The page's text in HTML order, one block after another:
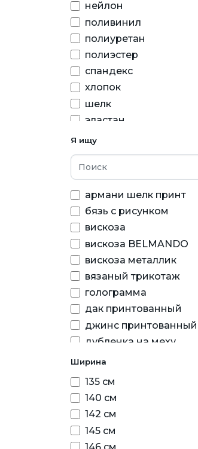
темно-синий
фиолетовый
хаки
черный
нейлон
поливинил
полиуретан
полиэстер
спандекс
хлопок
шелк
эластан
Я ищу
армани шелк принт
бязь с рисунком
вискоза
вискоза BELMANDO
вискоза металлик
вязаный трикотаж
голограмма
дак принтованный
джинс принтованный
дубленка на меху
искусственая замша
кожу
креп шифон принт
курточная FITSYSTEM
SOLO
мебельная экокожа
мех игрушечный
Ширина
135 см
140 см
142 см
145 см